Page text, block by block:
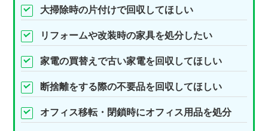
大掃除時の片付けで回収してほしい
リフォームや改装時の家具を処分したい
家電の買替えで古い家電を回収してほしい
断捨離をする際の不要品を回収してほしい
オフィス移転・閉鎖時にオフィス用品を処分